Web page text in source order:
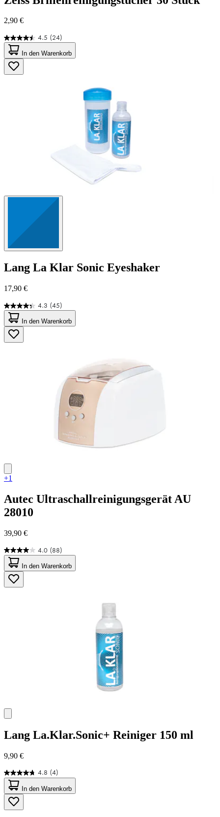
2,90 €
4.5 (24)
4.5
von
5
Sternen.
24
In den Warenkorb
Lang La Klar Sonic Eyeshaker
17,90 €
4.3 (45)
4.3
von
5
Sternen.
45
In den Warenkorb
+1
Autec Ultraschallreinigungsgerät AU
28010
39,90 €
4.0 (88)
4.0
von
5
Sternen.
88
In den Warenkorb
Lang La.Klar.Sonic+ Reiniger 150 ml
9,90 €
4.8 (4)
4.8
von
5
Sternen.
4
In den Warenkorb